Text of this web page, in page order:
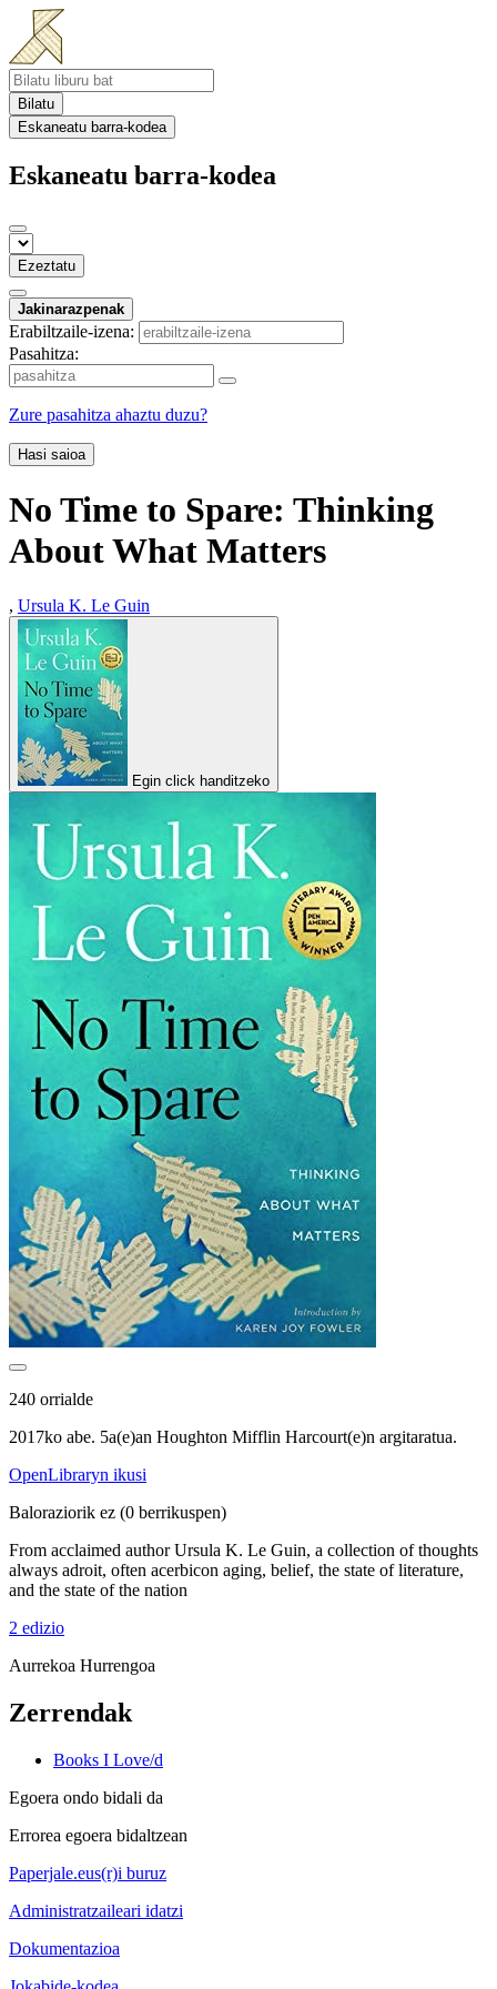
Bilatu
Eskaneatu barra-kodea
Eskaneatu barra-kodea
Ezeztatu
Jakinarazpenak
Erabiltzaile-izena:
Pasahitza:
Zure pasahitza ahaztu duzu?
Hasi saioa
No Time to Spare: Thinking
About What Matters
, Ursula K. Le Guin
Egin click handitzeko
240 orrialde
2017ko abe. 5a(e)an Houghton Mifflin Harcourt(e)n argitaratua.
OpenLibraryn ikusi
Baloraziorik ez (0 berrikuspen)
From acclaimed author Ursula K. Le Guin, a collection of thoughts
always adroit, often acerbicon aging, belief, the state of literature,
and the state of the nation
2 edizio
Aurrekoa Hurrengoa
Zerrendak
Books I Love/d
Egoera ondo bidali da
Errorea egoera bidaltzean
Paperjale.eus(r)i buruz
Administratzaileari idatzi
Dokumentazioa